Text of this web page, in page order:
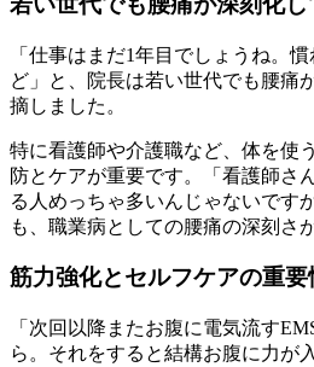
「仕事はまだ1年目でしょうね。
ど」と、院長は若い世代でも腰痛
摘しました。
特に看護師や介護職など、体を使
防とケアが重要です。「看護師さ
る人めっちゃ多いんじゃないです
も、職業病としての腰痛の深刻さ
筋力強化とセルフケアの重要
「次回以降またお腹に電気流す
ら。それをすると結構お腹に力が